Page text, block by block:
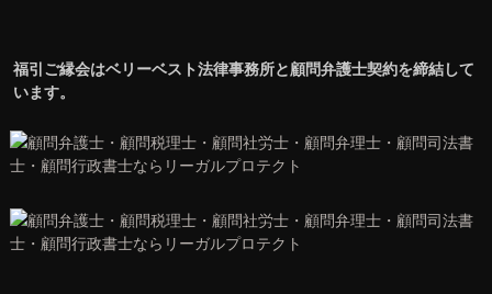
福引ご縁会はベリーベスト法律事務所と顧問弁護士契約を締結して
います。